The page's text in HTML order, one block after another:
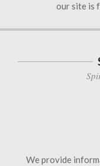
our site is
We provide